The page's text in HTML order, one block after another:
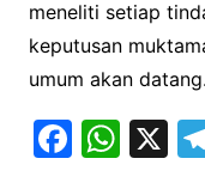
meneliti setiap
keputusan
umum akan datang.
F W X